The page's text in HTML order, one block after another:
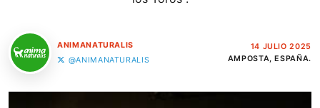
ANIMANATURALIS
@ANIMANATURALIS
14 JULIO 2025
AMPOSTA, ESPAÑA.